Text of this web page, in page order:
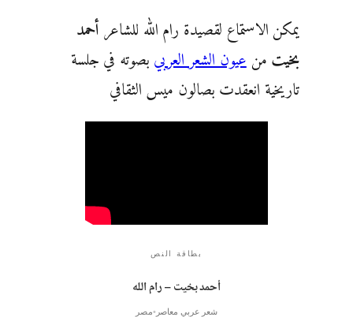
يمكن الاستماع لقصيدة رام الله للشاعرأحمد
بخيتمنعيون الشعر العربيبصوته في جلسة
تاريخية انعقدت بصالون ميس الثقافي
بطاقة النص
أحمد بخيت – رام الله
شعر عربي معاصر مصر